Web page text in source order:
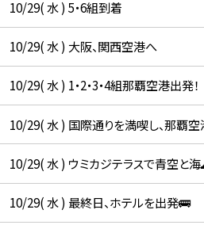
10/29( 水 ) 5・6組到着
10/29( 水 ) 大阪、関西空港へ
10/29( 水 ) 1・2・3・4組那覇空港出発！
10/29( 水 ) 国際通りを満喫し、那覇
10/29( 水 ) ウミカジテラスで青空と海
10/29( 水 ) 最終日、ホテルを出発🚌